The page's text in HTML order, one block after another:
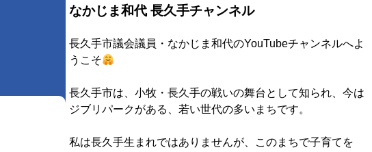
なかじま和代 長久手チャンネル
長久手市議会議員・なかじま和代のYouTubeチャンネルへよ
うこそ
長久手市は、小牧・長久手の戦いの舞台として知られ、今は
ジブリパークがある、若い世代の多いまちです。
私は長久手生まれではありませんが、このまちで子育てを